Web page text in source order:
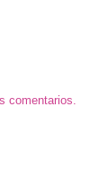
comentarios.